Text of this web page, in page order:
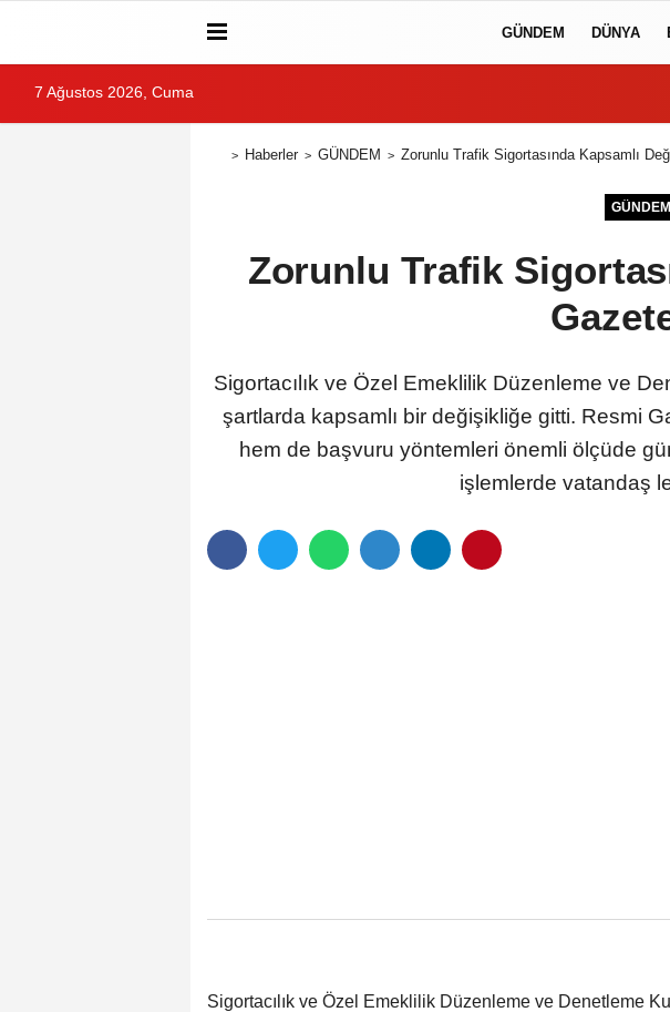
GÜNDEM DÜNYA
7 Ağustos 2026, Cuma
Haberler GÜNDEM Zorunlu Trafik Sigortasında Kapsamlı
GÜNDEM
Zorunlu Trafik
Sigortacılık ve Özel Emeklilik Düzenleme ve
şartlarda kapsamlı bir değişikliğe gitti. Resmi
hem de başvuru yöntemleri önemli ölçüde
işlemlerde vatandaş
Sigortacılık ve Özel Emeklilik Düzenleme ve Denetleme